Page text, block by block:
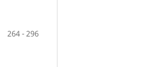
264 - 296